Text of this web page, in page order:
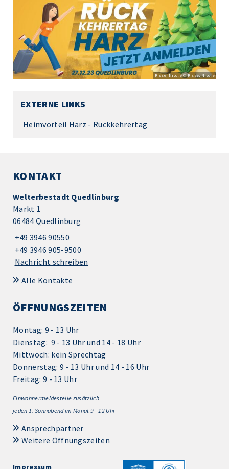
Risse, Nicole © Risse, Nicole
EXTERNE LINKS
Heimvorteil Harz - Rückkehrertag
KONTAKT
Welterbestadt Quedlinburg
Markt 1
06484 Quedlinburg
+49 3946 90550
+49 3946 905-9500
Nachricht schreiben
Alle Kontakte
ÖFFNUNGSZEITEN
Montag: 9 - 13 Uhr
Dienstag: 9 - 13 Uhr und 14 - 18 Uhr
Mittwoch: kein Sprechtag
Donnerstag: 9 - 13 Uhr und 14 - 16 Uhr
Freitag: 9 - 13 Uhr
Einwohnermeldestelle zusätzlich
jeden 1. Sonnabend im Monat 9 - 12 Uhr
Ansprechpartner
Weitere Öffnungszeiten
Impressum